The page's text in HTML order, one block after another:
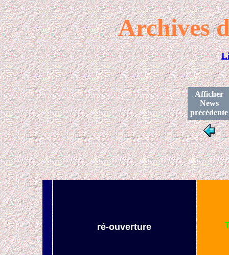
Archives
Afficher
News
précédente
ré-ouverture